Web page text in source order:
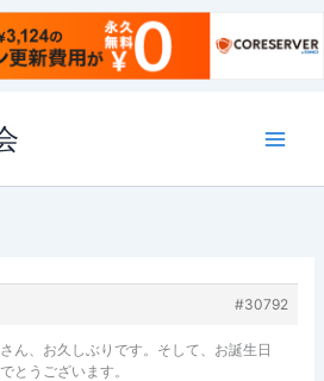
#30792
ん、お久しぶりです。そして、お誕生日
とうございます。